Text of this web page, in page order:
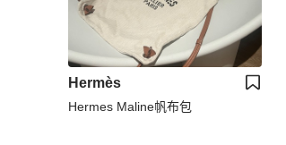
Hermès
Hermes Maline帆布包